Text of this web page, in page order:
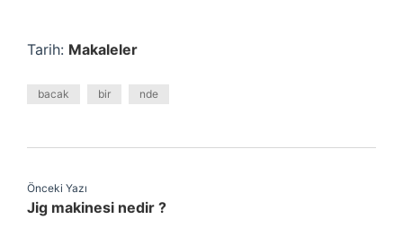
Tarih: Makaleler
bacak bir nde
Önceki Yazı
Jig makinesi nedir ?